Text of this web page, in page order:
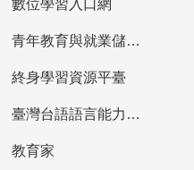
數位學習入口網
青年教育與就業儲蓄帳戶
終身學習資源平臺
臺灣台語語言能力認證網站
教育家